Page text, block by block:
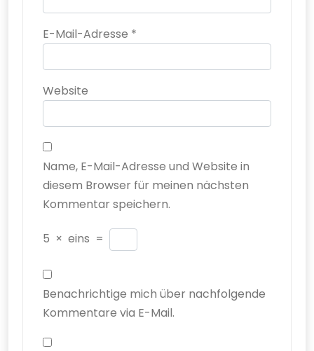
E-Mail-Adresse *
Website
Name, E-Mail-Adresse und Website in
diesem Browser für meinen nächsten
Kommentar speichern.
5 × eins =
Benachrichtige mich über nachfolgende
Kommentare via E-Mail.